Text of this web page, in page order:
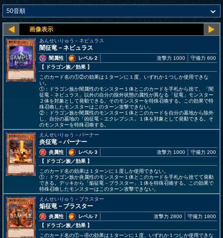
あんせいりゅう－ネビュラス
闇征竜－ネビュラス
闇属性
レベル 2
【 ドラゴン族／効果 】
攻撃力 1000 守備力 600
このカード名の①②の効果は１ターンに１度、いずれか１つしか使用できな
い。
①：ドラゴン族か闇属性のモンスター１体とこのカードを手札から捨て、「闇
征竜－ネビュラス」以外の自分の除外状態の属性が異なる「征竜」モンスター
２体を対象として発動できる。そのモンスターを特殊召喚する。この効果で特
殊召喚したモンスターはこのターン攻撃できない。
②：ドラゴン族か闇属性のモンスター１体とこのカードを自分の墓地から除外
し、自分の墓地の「凶征竜－エクレプシス」１体を対象として発動できる。そ
のモンスターを特殊召喚する。
えんせいりゅう－バーナー
炎征竜－バーナー
炎属性
レベル 3
【 ドラゴン族／効果 】
攻撃力 1000 守備力 200
このカード名の効果は１ターンに１度しか使用できない。
①：ドラゴン族か炎属性のモンスター１体とこのカードを手札から捨てて発動
できる。デッキから「焔征竜－ブラスター」１体を特殊召喚する。この効果で
特殊召喚したモンスターはこのターン攻撃できない。
えんせいりゅう－ブラスター
焔征竜－ブラスター
炎属性
レベル 7
【 ドラゴン族／効果 】
攻撃力 2800 守備力 1800
このカード名の①～④の効果は１ターンに１度、いずれか１つしか使用できな